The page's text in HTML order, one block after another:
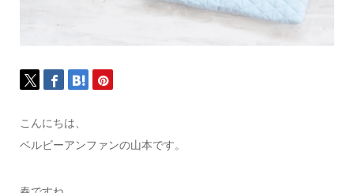
こんにちは、
ベルビーアンファンの山本です。